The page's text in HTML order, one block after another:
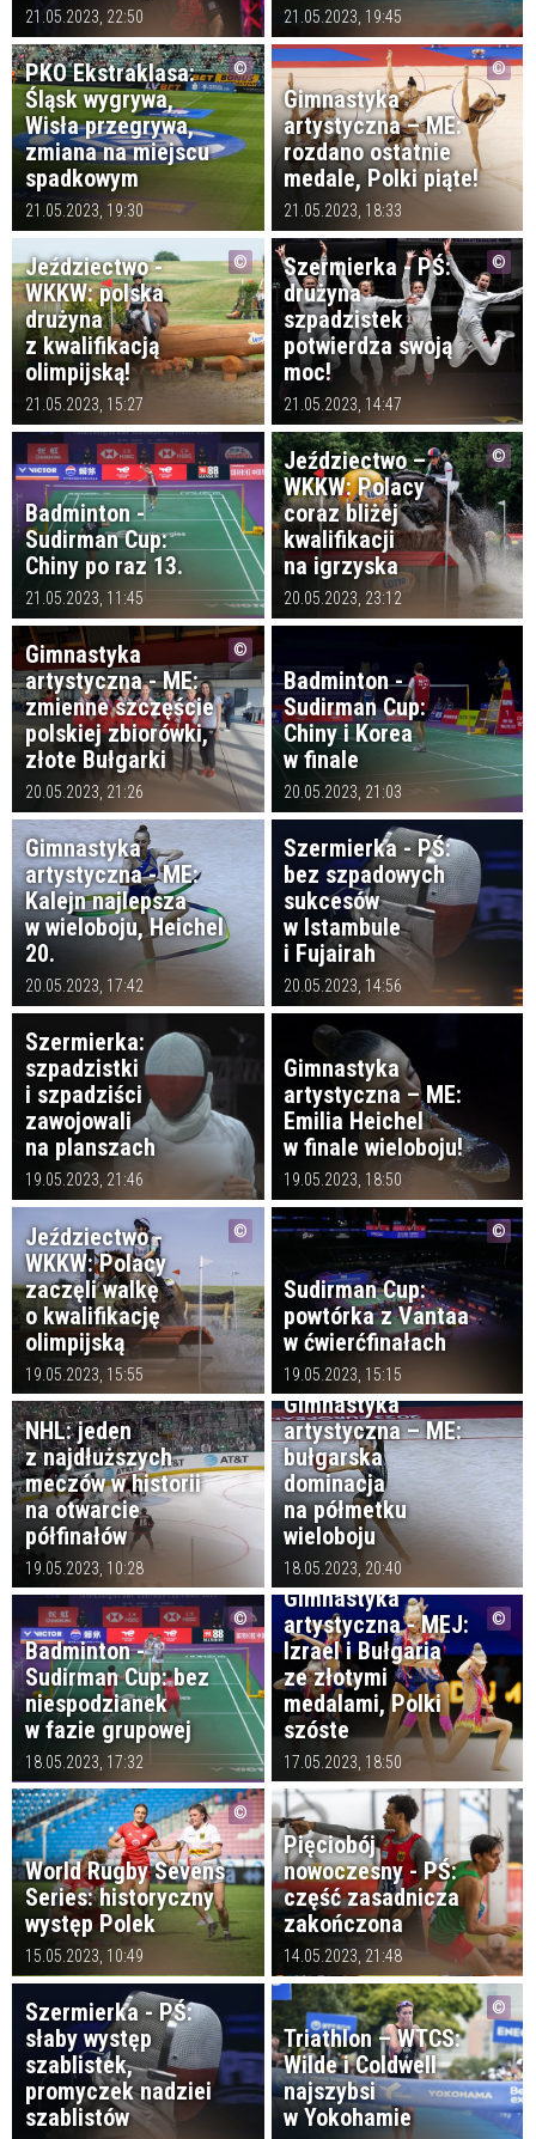
21.05.2023, 22:50 21.05.2023, 19:45
PKO Ekstraklasa:
Śląsk wygrywa,
Wisła przegrywa,
zmiana na miejscu
spadkowym
21.05.2023, 19:30
Gimnastyka
artystyczna – ME:
rozdano ostatnie
medale, Polki piąte!
21.05.2023, 18:33
Jeździectwo -
WKKW: polska
drużyna
z kwalifikacją
olimpijską!
21.05.2023, 15:27
Szermierka - PŚ:
drużyna
szpadzistek
potwierdza swoją
moc!
21.05.2023, 14:47
Badminton -
Sudirman Cup:
Chiny po raz 13.
21.05.2023, 11:45
Jeździectwo –
WKKW: Polacy
coraz bliżej
kwalifikacji
na igrzyska
20.05.2023, 23:12
Gimnastyka
artystyczna - ME:
zmienne szczęście
polskiej zbiorówki,
złote Bułgarki
20.05.2023, 21:26
Badminton -
Sudirman Cup:
Chiny i Korea
w finale
20.05.2023, 21:03
Gimnastyka
artystyczna - ME:
Kalejn najlepsza
w wieloboju, Heichel
20.
20.05.2023, 17:42
Szermierka - PŚ:
bez szpadowych
sukcesów
w Istambule
i Fujairah
20.05.2023, 14:56
Szermierka:
szpadzistki
i szpadziści
zawojowali
na planszach
19.05.2023, 21:46
Gimnastyka
artystyczna – ME:
Emilia Heichel
w finale wieloboju!
19.05.2023, 18:50
Jeździectwo -
WKKW: Polacy
zaczęli walkę
o kwalifikację
olimpijską
19.05.2023, 15:55
Sudirman Cup:
powtórka z Vantaa
w ćwierćfinałach
19.05.2023, 15:15
NHL: jeden
z najdłuższych
meczów w historii
na otwarcie
półfinałów
19.05.2023, 10:28
Gimnastyka
artystyczna – ME:
bułgarska
dominacja
na półmetku
wieloboju
18.05.2023, 20:40
Badminton -
Sudirman Cup: bez
niespodzianek
w fazie grupowej
18.05.2023, 17:32
Gimnastyka
artystyczna - MEJ:
Izrael i Bułgaria
ze złotymi
medalami, Polki
szóste
17.05.2023, 18:50
World Rugby Sevens
Series: historyczny
występ Polek
15.05.2023, 10:49
Pięciobój
nowoczesny - PŚ:
część zasadnicza
zakończona
14.05.2023, 21:48
Szermierka - PŚ:
słaby występ
szablistek,
promyczek nadziei
szablistów
Triathlon – WTCS:
Wilde i Coldwell
najszybsi
w Yokohamie